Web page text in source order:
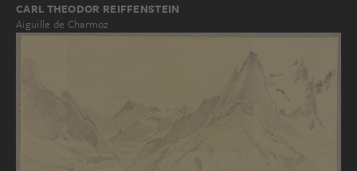
CARL THEODOR REIFFENSTEIN
Aiguille de Charmoz